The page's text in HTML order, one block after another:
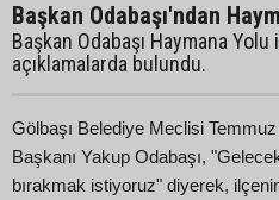
Başkan Odabaşı'ndan
Başkan Odabaşı Haymana
açıklamalarda bulundu.
Gölbaşı Belediye Meclisi Temmuz
Başkanı Yakup Odabaşı,
bırakmak istiyoruz" diyerek,